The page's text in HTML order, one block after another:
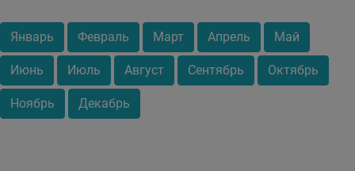
Январь Февраль Март Апрель Май
Июнь Июль Август Сентябрь Октябрь
Ноябрь Декабрь